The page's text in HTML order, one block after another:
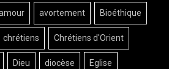
avortement Bioéthique
chrétiens Chrétiens d'Orient
Dieu diocèse Eglise